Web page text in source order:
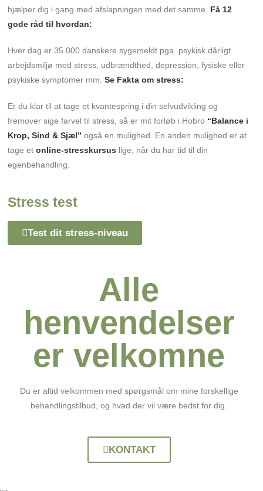
hjælper dig i gang med afslapningen med det samme. Få 12
gode råd til hvordan:
Hver dag er 35.000 danskere sygemeldt pga. psykisk dårligt
arbejdsmiljø med stress, udbrændthed, depression, fysiske eller
psykiske symptomer mm.Se Fakta om stress:
Er du klar til at tage et kvantespring i din selvudvikling og
fremover sige farvel til stress, så er mit forløb i Hobro “Balance i
Krop, Sind & Sjæl” også en mulighed. En anden mulighed er at
tage etonline-stresskursus lige, når du har tid til din
egenbehandling.
Stress test
Test dit stress-niveau
Alle
henvendelser
er velkomne
Du er altid velkommen med spørgsmål om mine forskellige
behandlingstilbud, og hvad der vil være bedst for dig.
KONTAKT